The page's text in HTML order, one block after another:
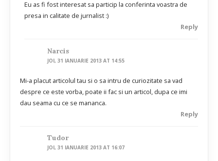
Eu as fi fost interesat sa particip la conferinta voastra de
presa in calitate de jurnalist :)
Reply
Narcis
JOI, 31 IANUARIE 2013 AT 14:55
Mi-a placut articolul tau si o sa intru de curiozitate sa vad
despre ce este vorba, poate ii fac si un articol, dupa ce imi
dau seama cu ce se mananca.
Reply
Tudor
JOI, 31 IANUARIE 2013 AT 16:07